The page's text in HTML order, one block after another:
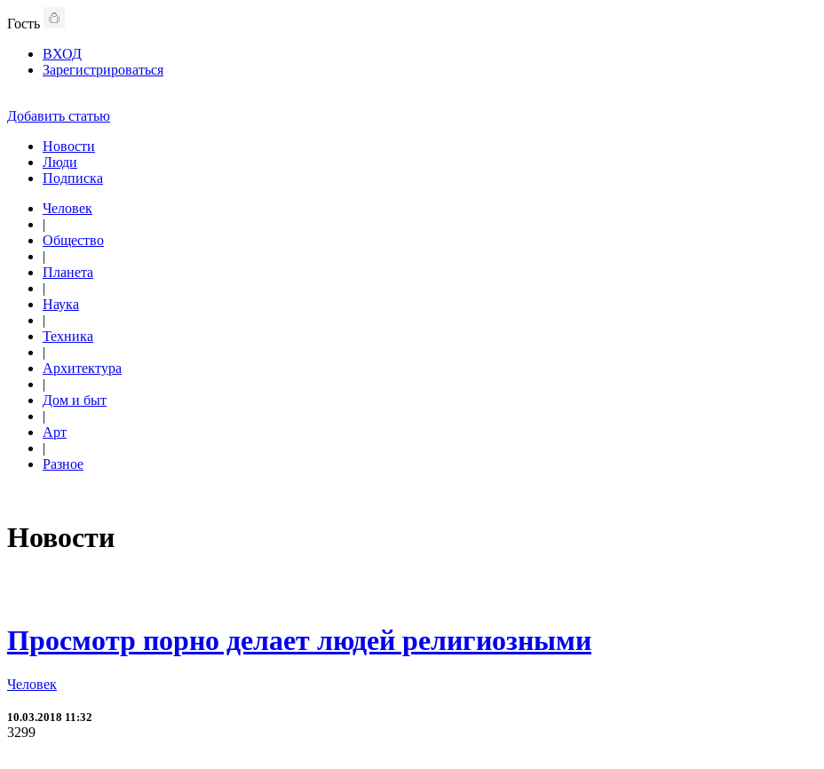
Гость
ВХОД
Зарегистрироваться
Добавить статью
Новости
Люди
Подписка
Человек
|
Общество
|
Планета
|
Наука
|
Техника
|
Архитектура
|
Дом и быт
|
Арт
|
Разное
Новости
Просмотр порно делает людей религиозными
Человек
10.03.2018 11:32
3299